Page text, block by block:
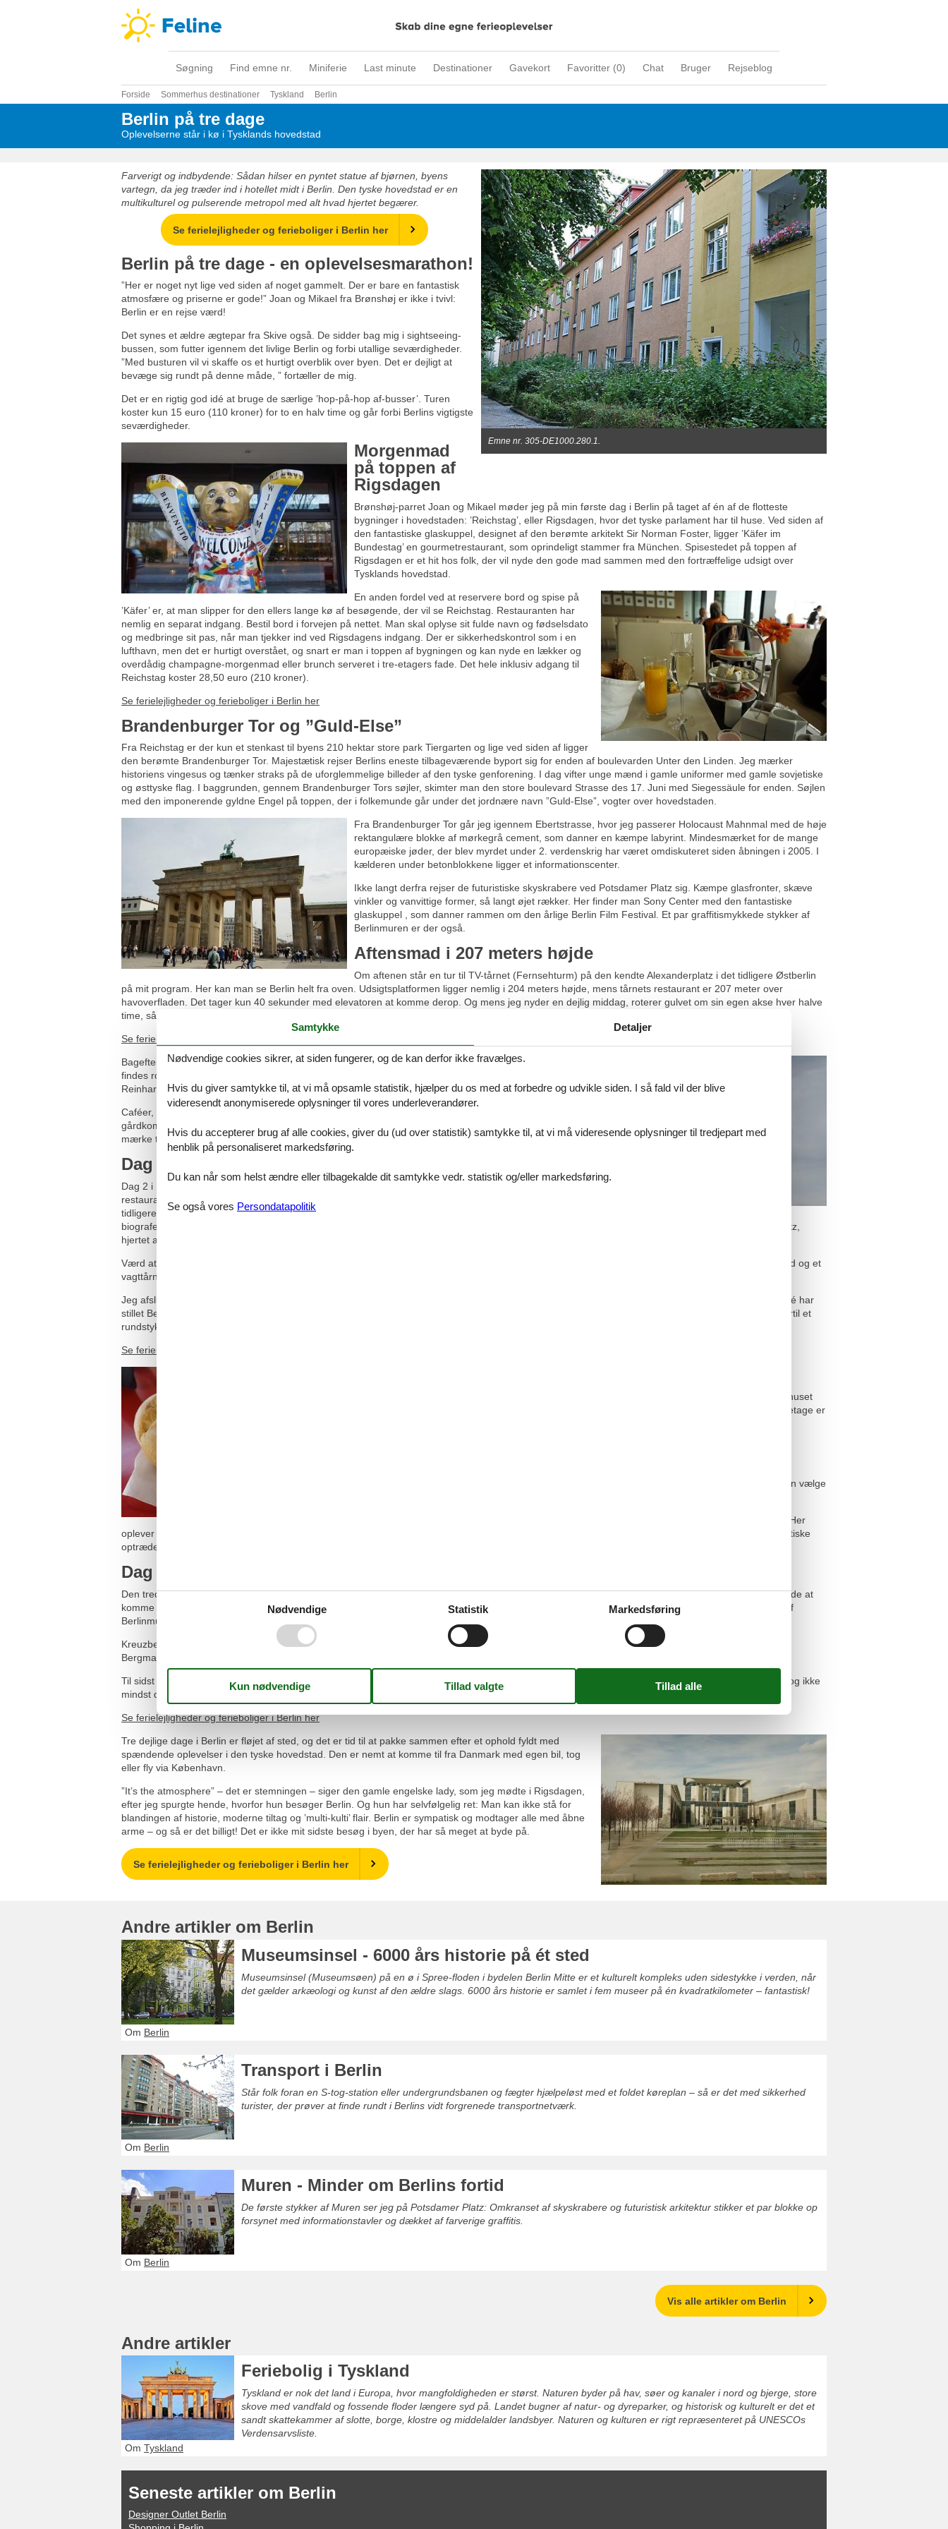
Søgning Find emne nr. Miniferie Last minute Destinationer Gavekort Favoritter (0) Chat Bruger Rejseblog
Forside Sommerhus destinationer Tyskland Berlin
Berlin på tre dage
Oplevelserne står i kø i Tysklands hovedstad
Farverigt og indbydende: Sådan hilser en pyntet statue af bjørnen, byens
vartegn, da jeg træder ind i hotellet midt i Berlin. Den tyske hovedstad er en
multikulturel og pulserende metropol med alt hvad hjertet begærer.
Se ferielejligheder og ferieboliger i Berlin her
Emne nr. 305-DE1000.280.1.
Berlin på tre dage - en oplevelsesmarathon!
”Her er noget nyt lige ved siden af noget gammelt. Der er bare en fantastisk
atmosfære og priserne er gode!” Joan og Mikael fra Brønshøj er ikke i tvivl:
Berlin er en rejse værd!
Det synes et ældre ægtepar fra Skive også. De sidder bag mig i sightseeing-
bussen, som futter igennem det livlige Berlin og forbi utallige seværdigheder.
”Med busturen vil vi skaffe os et hurtigt overblik over byen. Det er dejligt at
bevæge sig rundt på denne måde, ” fortæller de mig.
Det er en rigtig god idé at bruge de særlige ’hop-på-hop af-busser’. Turen
koster kun 15 euro (110 kroner) for to en halv time og går forbi Berlins vigtigste
seværdigheder.
Morgenmad
på toppen af
Rigsdagen
Brønshøj-parret Joan og Mikael møder jeg på min første dag i Berlin på taget af én af de flotteste
bygninger i hovedstaden: ’Reichstag’, eller Rigsdagen, hvor det tyske parlament har til huse. Ved siden af
den fantastiske glaskuppel, designet af den berømte arkitekt Sir Norman Foster, ligger ’Käfer im
Bundestag’ en gourmetrestaurant, som oprindeligt stammer fra München. Spisestedet på toppen af
Rigsdagen er et hit hos folk, der vil nyde den gode mad sammen med den fortræffelige udsigt over
Tysklands hovedstad.
En anden fordel ved at reservere bord og spise på
’Käfer’ er, at man slipper for den ellers lange kø af besøgende, der vil se Reichstag. Restauranten har
nemlig en separat indgang. Bestil bord i forvejen på nettet. Man skal oplyse sit fulde navn og fødselsdato
og medbringe sit pas, når man tjekker ind ved Rigsdagens indgang. Der er sikkerhedskontrol som i en
lufthavn, men det er hurtigt overstået, og snart er man i toppen af bygningen og kan nyde en lækker og
overdådig champagne-morgenmad eller brunch serveret i tre-etagers fade. Det hele inklusiv adgang til
Reichstag koster 28,50 euro (210 kroner).
Se ferielejligheder og ferieboliger i Berlin her
Brandenburger Tor og ”Guld-Else”
Fra Reichstag er der kun et stenkast til byens 210 hektar store park Tiergarten og lige ved siden af ligger
den berømte Brandenburger Tor. Majestætisk rejser Berlins eneste tilbageværende byport sig for enden af boulevarden Unter den Linden. Jeg mærker
historiens vingesus og tænker straks på de uforglemmelige billeder af den tyske genforening. I dag vifter unge mænd i gamle uniformer med gamle sovjetiske
og østtyske flag. I baggrunden, gennem Brandenburger Tors søjler, skimter man den store boulevard Strasse des 17. Juni med Siegessäule for enden. Søjlen
med den imponerende gyldne Engel på toppen, der i folkemunde går under det jordnære navn ”Guld-Else”, vogter over hovedstaden.
Fra Brandenburger Tor går jeg igennem Ebertstrasse, hvor jeg passerer Holocaust Mahnmal med de høje
rektangulære blokke af mørkegrå cement, som danner en kæmpe labyrint. Mindesmærket for de mange
europæiske jøder, der blev myrdet under 2. verdenskrig har været omdiskuteret siden åbningen i 2005. I
kælderen under betonblokkene ligger et informationscenter.
Ikke langt derfra rejser de futuristiske skyskrabere ved Potsdamer Platz sig. Kæmpe glasfronter, skæve
vinkler og vanvittige former, så langt øjet rækker. Her finder man Sony Center med den fantastiske
glaskuppel , som danner rammen om den årlige Berlin Film Festival. Et par graffitismykkede stykker af
Berlinmuren er der også.
Aftensmad i 207 meters højde
Om aftenen står en tur til TV-tårnet (Fernsehturm) på den kendte Alexanderplatz i det tidligere Østberlin
på mit program. Her kan man se Berlin helt fra oven. Udsigtsplatformen ligger nemlig i 204 meters højde, mens tårnets restaurant er 207 meter over
havoverfladen. Det tager kun 40 sekunder med elevatoren at komme derop. Og mens jeg nyder en dejlig middag, roterer gulvet om sin egen akse hver halve
time, så man får alle 360 grader af udsigten over den store tyske hovedstad.
Se ferielejligheder og ferieboliger i Berlin her
Bagefter spadserer jeg igennem den hyggelige Nikolaiviertel, som er et af de ældste kvarterer i Berlin. Her
findes rolige områder, hvor den berømte tegner Heinrich Zille bliver hyldet. Tag en drink i restaurant
Reinhard’s) med flair fra 1920erne og en dejlig have.
Caféer, restauranter, barer og musiksteder findes der også i Hackesche Höfe, Berlins største
gårdkompleks med otte baggårde, hvor der også findes butikker, gallerier, teatre og biografer. Læg
mærke til de fine jugendstil-facader med flotte kakler. Hyggeligt!
Dag 2: Prenzlauerberg og Currywurst
Dag 2 i Berlin bruger jeg til at udforske scene-kvarteret Prenzlauer Berg, et hipt område med billige
restauranter, rolige boligkvarterer og en del seværdigheder. Først vil jeg gerne se Kulturbrauerei, et
tidligere bryggeri, nu ombygget til et kreativt kultursted med teater, caféer, ’Kneipen’, koncertsteder og
biografer. Røde murstensfacader omgiver de brostensbelagte gårde på det forhenværende Schultheiss-bryggeri. Derfra er det ikke langt til Kollwitzplatz,
hjertet af Prenzlauer Berg, med markeder i weekenderne.
Værd at se er også ’Gedenkstätte Berliner Mauer’ i Bernauer Strasse. Der finder man et stykke af Berlinmuren sammen med et stykke ingenmandsland og et
vagttårn – sådan så det ud i DDR-tiden!
Jeg afslutter min udflugt til ’Prenzlberg’, som berlinerne kalder det, med et stop ved ’Konnopkes Imbiss’. Den uglamourøse pølsebod i Schönhauser Allé har
stillet Berlinernes sult siden 1930. Prøv en ’Currywurst’, en slags berlinsk fastfood, der blev opfundet i 1949: Skåret medister med curry-ketchup og dertil et
rundstykke (’Schrippe’). Det klassiske måltid koster kun knap 20 kroner – og man bliver mæt.
Se ferielejligheder og ferieboliger i Berlin her
På vejen tilbage til hotellet kommer jeg forbi den berømte Kurfürstendamm, hvor også luksusvarehuset
’KaDeWe’ (Kaufhaus des Westens) ligger. En dyr fornøjelse – men at se gourmet-paradiset på 6. etage er
Om aftenen går det igen til Berlin Mitte og gaden Schiffbauerdamm ved Spree-floden. Her kan man vælge
Lige om hjørnet venter Friedrichstadtpalast med Europas største show scene – Las Vegas hilser! Her
oplever jeg et fyrværkeri af varieté, akrobatik, dans og sang med en fantastisk sceneopsætning. 162 medvirkende forbløffer publikum med deres æstetiske
optræden og uventede effekter – en fryd for øjnene!
Dag 3: ”Klein Istanbul” og sejltur på Spree-floden
Den tredje dag i Berlin fører mig til kult-kvarteret Kreuzberg (som har fået tilnavnet ”Klein Istanbul”, pga. de mange tyrkere som bor her). En oplagt måde at
komme til Kreuzberg på er via en tur over Berlins flotteste bro – Oberbaumbrücke. Dér ligger også ’East Side Gallery’ – det længste bevarede stykke af
Berlinmuren, udsmykket med overdådig graffiti over alle 1,3 kilometer.
Kreuzberg selv virker lidt nedslidt men har dog hyggelige områder, især omkring slusen mellem Landwehrkanal og Spree samt ved den kendte
Bergmannstrasse.
Til sidst hopper jeg på én af de mange udflugtsbåde som sejler på Spree og kan se Berlins attraktioner fra vandet. Især imponerer regeringskvarteret og ikke
mindst det gigantiske Bundeskanzleramt, ét af verdens største regeringshovedkvarterer. 1 times sejlads koster 11,50 euro/85 kroner).
Se ferielejligheder og ferieboliger i Berlin her
Tre dejlige dage i Berlin er fløjet af sted, og det er tid til at pakke sammen efter et ophold fyldt med
spændende oplevelser i den tyske hovedstad. Den er nemt at komme til fra Danmark med egen bil, tog
eller fly via København.
”It’s the atmosphere” – det er stemningen – siger den gamle engelske lady, som jeg mødte i Rigsdagen,
efter jeg spurgte hende, hvorfor hun besøger Berlin. Og hun har selvfølgelig ret: Man kan ikke stå for
blandingen af historie, moderne tiltag og ’multi-kulti’ flair. Berlin er sympatisk og modtager alle med åbne
arme – og så er det billigt! Det er ikke mit sidste besøg i byen, der har så meget at byde på.
Se ferielejligheder og ferieboliger i Berlin her
Andre artikler om Berlin
Museumsinsel - 6000 års historie på ét sted
Museumsinsel (Museumsøen) på en ø i Spree-floden i bydelen Berlin Mitte er et kulturelt kompleks uden sidestykke i verden, når
det gælder arkæologi og kunst af den ældre slags. 6000 års historie er samlet i fem museer på én kvadratkilometer – fantastisk!
Om Berlin
Transport i Berlin
Står folk foran en S-tog-station eller undergrundsbanen og fægter hjælpeløst med et foldet køreplan – så er det med sikkerhed
turister, der prøver at finde rundt i Berlins vidt forgrenede transportnetværk.
Om Berlin
Muren - Minder om Berlins fortid
De første stykker af Muren ser jeg på Potsdamer Platz: Omkranset af skyskrabere og futuristisk arkitektur stikker et par blokke op
forsynet med informationstavler og dækket af farverige graffitis.
Om Berlin
Vis alle artikler om Berlin
Andre artikler
Feriebolig i Tyskland
Tyskland er nok det land i Europa, hvor mangfoldigheden er størst. Naturen byder på hav, søer og kanaler i nord og bjerge, store
skove med vandfald og fossende floder længere syd på. Landet bugner af natur- og dyreparker, og historisk og kulturelt er det et
sandt skattekammer af slotte, borge, klostre og middelalder landsbyer. Naturen og kulturen er rigt repræsenteret på UNESCOs
Verdensarvsliste.
Om Tyskland
Seneste artikler om Berlin
Designer Outlet Berlin
Samtykke Detaljer
Nødvendige cookies sikrer, at siden fungerer, og de kan derfor ikke fravælges.
Hvis du giver samtykke til, at vi må opsamle statistik, hjælper du os med at forbedre og udvikle siden. I så fald vil der blive
videresendt anonymiserede oplysninger til vores underleverandører.
Hvis du accepterer brug af alle cookies, giver du (ud over statistik) samtykke til, at vi må videresende oplysninger til tredjepart med
henblik på personaliseret markedsføring.
Du kan når som helst ændre eller tilbagekalde dit samtykke vedr. statistik og/eller markedsføring.
Se også vores Persondatapolitik
Nødvendige Statistik Markedsføring